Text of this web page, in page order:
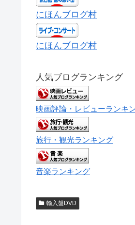
にほんブログ村
にほんブログ村
人気ブログランキング
映画評論・レビューランキ
旅行・観光ランキング
音楽ランキング
輸入盤DVD